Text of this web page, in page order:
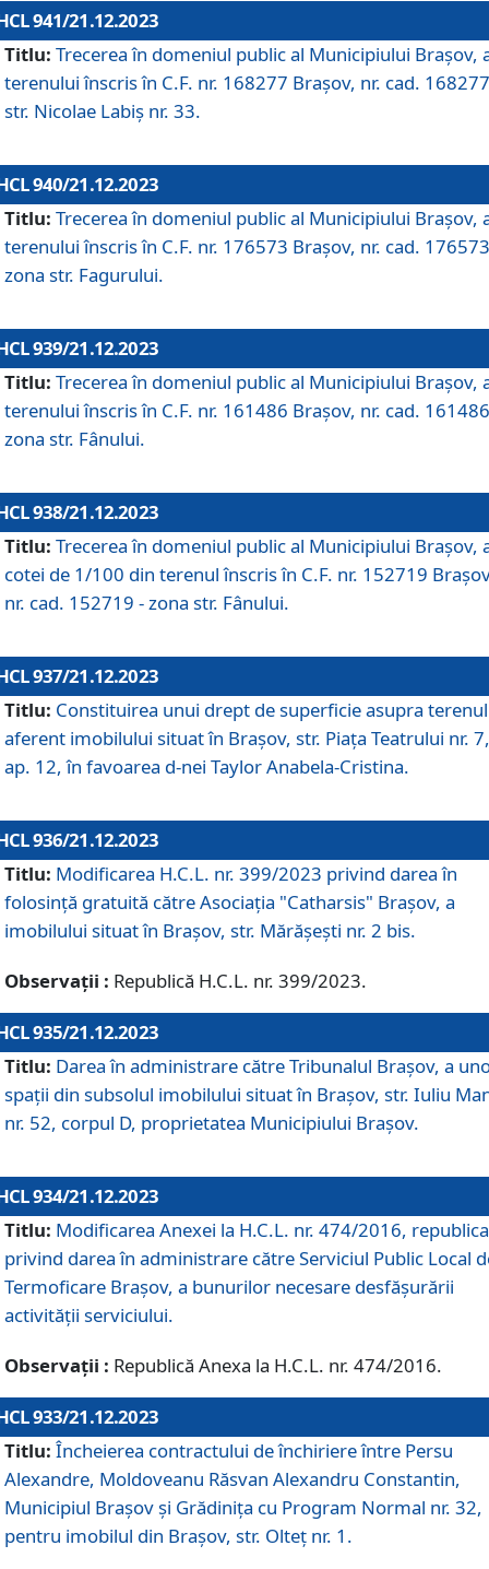
941/21.12.2023
Titlu: Trecerea în domeniul public al Municipiului Braşov,
terenului înscris în C.F. nr. 168277 Brașov, nr. cad.
str. Nicolae Labiș nr. 33.
940/21.12.2023
Titlu: Trecerea în domeniul public al Municipiului Braşov,
terenului înscris în C.F. nr. 176573 Brașov, nr. cad.
zona str. Fagurului.
939/21.12.2023
Titlu: Trecerea în domeniul public al Municipiului Braşov,
terenului înscris în C.F. nr. 161486 Brașov, nr. cad.
zona str. Fânului.
938/21.12.2023
Titlu: Trecerea în domeniul public al Municipiului Braşov,
cotei de 1/100 din terenul înscris în C.F. nr. 152719
nr. cad. 152719 - zona str. Fânului.
937/21.12.2023
Titlu: Constituirea unui drept de superficie asupra
aferent imobilului situat în Brașov, str. Piața Teatrului nr. 7,
ap. 12, în favoarea d-nei Taylor Anabela-Cristina.
936/21.12.2023
Titlu: Modificarea H.C.L. nr. 399/2023 privind darea în
folosinţă gratuită către Asociaţia "Catharsis" Brașov, a
imobilului situat în Braşov, str. Mărăşeşti nr. 2 bis.
Observații : Republică H.C.L. nr. 399/2023.
935/21.12.2023
Titlu: Darea în administrare către Tribunalul Brașov, a
spații din subsolul imobilului situat în Brașov, str. Iuliu
nr. 52, corpul D, proprietatea Municipiului Brașov.
934/21.12.2023
Titlu: Modificarea Anexei la H.C.L. nr. 474/2016,
privind darea în administrare către Serviciul Public Local
Termoficare Braşov, a bunurilor necesare desfăşurării
activităţii serviciului.
Observații : Republică Anexa la H.C.L. nr. 474/2016.
933/21.12.2023
Titlu: Încheierea contractului de închiriere între Persu
Alexandre, Moldoveanu Răsvan Alexandru Constantin,
Municipiul Braşov şi Grădinița cu Program Normal nr. 32,
pentru imobilul din Brașov, str. Olteț nr. 1.